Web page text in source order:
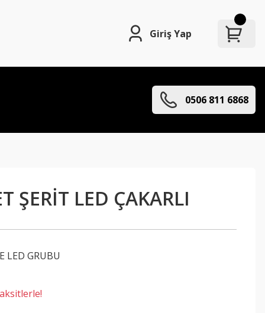
Giriş Yap
0506 811 6868
ŞERİT LED ÇAKARLI
LED GRUBU